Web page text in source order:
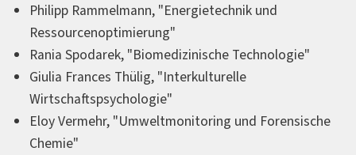
Philipp Rammelmann, "Energietechnik und
Ressourcenoptimierung"
Rania Spodarek, "Biomedizinische Technologie"
Giulia Frances Thülig, "Interkulturelle
Wirtschaftspsychologie"
Eloy Vermehr, "Umweltmonitoring und Forensische
Chemie"